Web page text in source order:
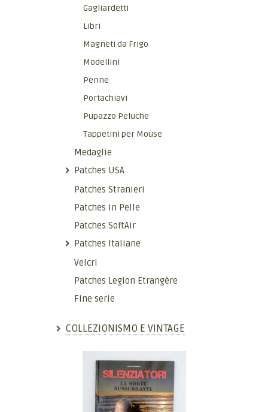
Gagliardetti
Libri
Magneti da Frigo
Modellini
Penne
Portachiavi
Pupazzo Peluche
Tappetini per Mouse
Medaglie
Patches USA
Patches Stranieri
Patches in Pelle
Patches SoftAir
Patches Italiane
Velcri
Patches Legion Etrangère
Fine serie
COLLEZIONISMO E VINTAGE